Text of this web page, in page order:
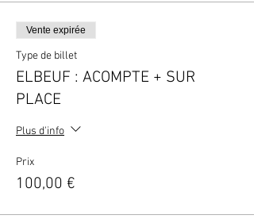
Vente expirée
Type de billet
ELBEUF : ACOMPTE + SUR
PLACE
Plus d'info
Prix
100,00 €